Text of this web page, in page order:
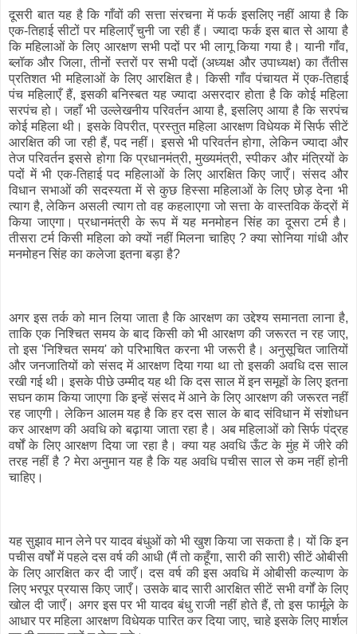
दूसरी बात यह है कि गाँवों की सत्ता संरचना में फर्क इसलिए नहीं आया है कि
एक-तिहाई सीटों पर महिलाएँ चुनी जा रही हैं। ज्यादा फर्क इस बात से आया है
कि महिलाओं के लिए आरक्षण सभी पदों पर भी लागू किया गया है। यानी गाँव,
ब्लॉक और जिला, तीनों स्तरों पर सभी पदों (अध्यक्ष और उपाध्यक्ष) का तैंतीस
प्रतिशत भी महिलाओं के लिए आरक्षित है। किसी गाँव पंचायत में एक-तिहाई
पंच महिलाएँ हैं, इसकी बनिस्बत यह ज्यादा असरदार होता है कि कोई महिला
सरपंच हो। जहाँ भी उल्लेखनीय परिवर्तन आया है, इसलिए आया है कि सरपंच
कोई महिला थी। इसके विपरीत, प्रस्तुत महिला आरक्षण विधेयक में सिर्फ सीटें
आरक्षित की जा रही हैं, पद नहीं। इससे भी परिवर्तन होगा, लेकिन ज्यादा और
तेज परिवर्तन इससे होगा कि प्रधानमंत्री, मुख्यमंत्री, स्पीकर और मंत्रियों के
पदों में भी एक-तिहाई पद महिलाओं के लिए आरक्षित किए जाएँ। संसद और
विधान सभाओं की सदस्यता में से कुछ हिस्सा महिलाओं के लिए छोड़ देना भी
त्याग है, लेकिन असली त्याग तो वह कहलाएगा जो सत्ता के वास्तविक केंद्रों में
किया जाएगा। प्रधानमंत्री के रूप में यह मनमोहन सिंह का दूसरा टर्म है।
तीसरा टर्म किसी महिला को क्यों नहीं मिलना चाहिए ? क्या सोनिया गांधी और
मनमोहन सिंह का कलेजा इतना बड़ा है?
अगर इस तर्क को मान लिया जाता है कि आरक्षण का उद्देश्य समानता लाना है,
ताकि एक निश्चित समय के बाद किसी को भी आरक्षण की जरूरत न रह जाए,
तो इस 'निश्चित समय' को परिभाषित करना भी जरूरी है। अनुसूचित जातियों
और जनजातियों को संसद में आरक्षण दिया गया था तो इसकी अवधि दस साल
रखी गई थी। इसके पीछे उम्मीद यह थी कि दस साल में इन समूहों के लिए इतना
सघन काम किया जाएगा कि इन्हें संसद में आने के लिए आरक्षण की जरूरत नहीं
रह जाएगी। लेकिन आलम यह है कि हर दस साल के बाद संविधान में संशोधन
कर आरक्षण की अवधि को बढ़ाया जाता रहा है। अब महिलाओं को सिर्फ पंद्रह
वर्षों के लिए आरक्षण दिया जा रहा है। क्या यह अवधि ऊँट के मुंह में जीरे की
तरह नहीं है ? मेरा अनुमान यह है कि यह अवधि पचीस साल से कम नहीं होनी
चाहिए।
यह सुझाव मान लेने पर यादव बंधुओं को भी खुश किया जा सकता है। यों कि इन
पचीस वर्षों में पहले दस वर्ष की आधी (मैं तो कहूँगा, सारी की सारी) सीटें ओबीसी
के लिए आरक्षित कर दी जाएँ। दस वर्ष की इस अवधि में ओबीसी कल्याण के
लिए भरपूर प्रयास किए जाएँ। उसके बाद सारी आरक्षित सीटें सभी वर्गों के लिए
खोल दी जाएँ। अगर इस पर भी यादव बंधु राजी नहीं होते हैं, तो इस फार्मूले के
आधार पर महिला आरक्षण विधेयक पारित कर दिया जाए, चाहे इसके लिए मार्शल